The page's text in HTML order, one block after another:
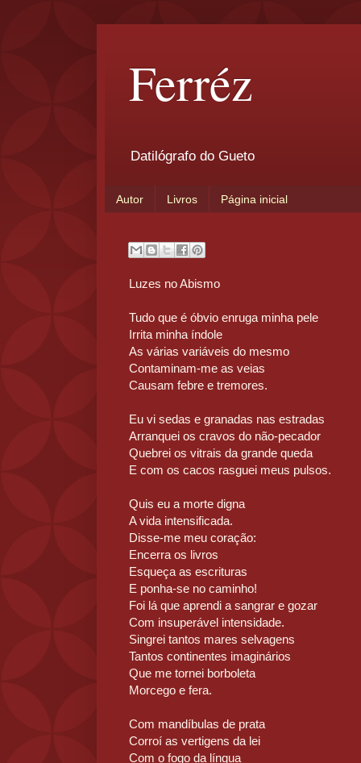
Ferréz
Datilógrafo do Gueto
Autor Livros Página inicial
Luzes no Abismo
Tudo que é óbvio enruga minha pele
Irrita minha índole
As várias variáveis do mesmo
Contaminam-me as veias
Causam febre e tremores.
Eu vi sedas e granadas nas estradas
Arranquei os cravos do não-pecador
Quebrei os vitrais da grande queda
E com os cacos rasguei meus pulsos.
Quis eu a morte digna
A vida intensificada.
Disse-me meu coração:
Encerra os livros
Esqueça as escrituras
E ponha-se no caminho!
Foi lá que aprendi a sangrar e gozar
Com insuperável intensidade.
Singrei tantos mares selvagens
Tantos continentes imaginários
Que me tornei borboleta
Morcego e fera.
Com mandíbulas de prata
Corroí as vertigens da lei
Com o fogo da língua